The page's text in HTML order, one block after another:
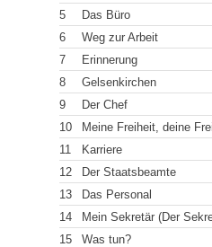
5
Das Büro
6
Weg zur Arbeit
7
Erinnerung
8
Gelsenkirchen
9
Der Chef
10
Meine Freiheit, deine
11
Karriere
12
Der Staatsbeamte
13
Das Personal
14
Mein Sekretär (Der
15
Was tun?